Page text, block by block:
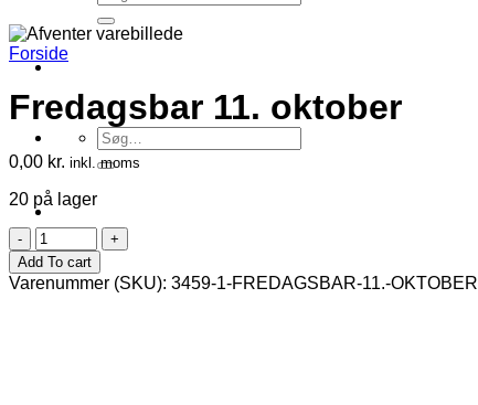
efter:
Søg
efter:
Forside
Fredagsbar 11. oktober
0,00 kr. inkl. moms
20 på lager
Fredagsbar
11.
oktober
antal
Add To cart
Varenummer (SKU): 3459-1-FREDAGSBAR-11.-OKTOBER